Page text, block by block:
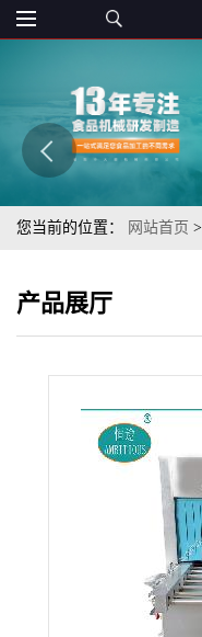
您当前的位置： 网站首页 >
产品展厅